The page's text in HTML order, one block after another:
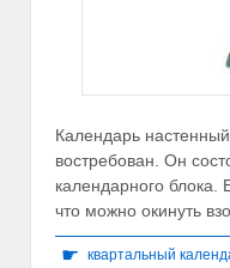
Календарь
востребован. Он
календарного блока.
что можно окинуть
☛ квартальный